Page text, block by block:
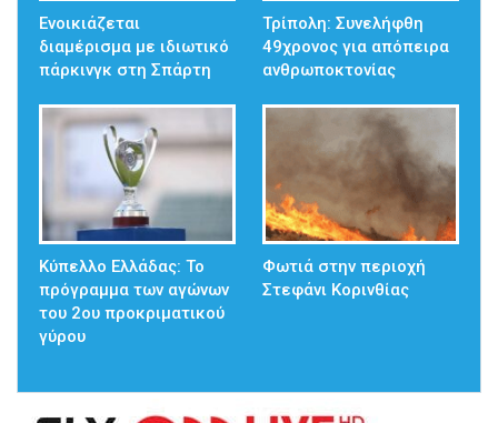
Ενοικιάζεται
διαμέρισμα με ιδιωτικό
πάρκινγκ στη Σπάρτη
Τρίπολη: Συνελήφθη
49χρονος για απόπειρα
ανθρωποκτονίας
Κύπελλο Ελλάδας: Το
πρόγραμμα των αγώνων
του 2ου προκριματικού
γύρου
Φωτιά στην περιοχή
Στεφάνι Κορινθίας